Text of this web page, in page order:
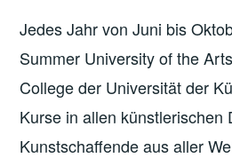
Jedes Jahr von Juni bis
Summer University of the
College der Universität der
Kurse in allen künstlerischen
Kunstschaffende aus aller